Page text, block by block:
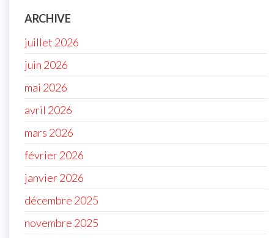
ARCHIVE
juillet 2026
juin 2026
mai 2026
avril 2026
mars 2026
février 2026
janvier 2026
décembre 2025
novembre 2025